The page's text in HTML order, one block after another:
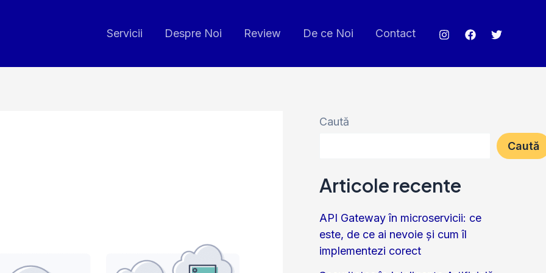
Servicii Despre Noi Review De ce Noi Contact
Caută
Caută
Articole recente
API Gateway în microservicii: ce
este, de ce ai nevoie și cum îl
implementezi corect